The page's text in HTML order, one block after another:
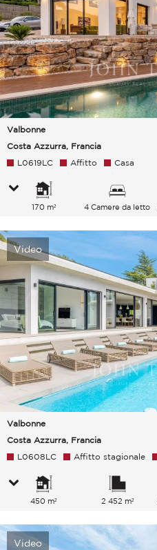
Valbonne
Costa Azzurra, Francia
L0619LC Affitto Casa
170 m² 4 Camere da letto
Video
Valbonne
Costa Azzurra, Francia
L0608LC Affitto stagionale
450 m² 2 452 m²
Video